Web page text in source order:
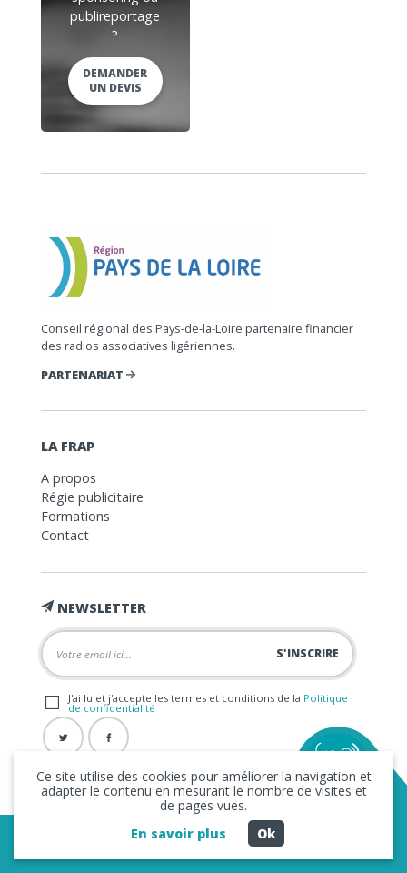
publireportage
?
DEMANDER
UN DEVIS
Conseil régional des Pays-de-la-Loire partenaire financier
des radios associatives ligériennes.
PARTENARIAT
LA FRAP
A propos
Régie publicitaire
Formations
Contact
NEWSLETTER
J'ai lu et j'accepte les termes et conditions de la Politique
de confidentialité
Copyright © 2026 La FRAP -Mentions légales
Business to Web
Ce site utilise des cookies pour améliorer la navigation et
adapter le contenu en mesurant le nombre de visites et
de pages vues.
En savoir plus
Ok